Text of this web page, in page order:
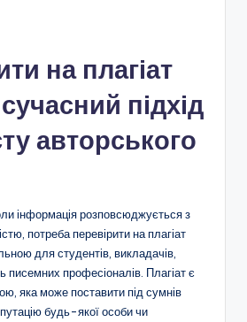
на плагіат
підхід
авторського
інформація розповсюджується з
потреба перевірити на плагіат
для студентів, викладачів,
писемних професіоналів. Плагіат є
яка може поставити під сумнів
будь-якої особи чи